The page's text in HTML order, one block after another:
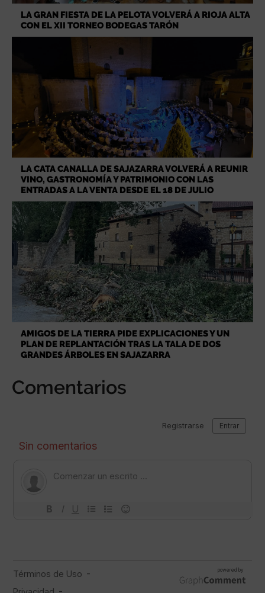
LA GRAN FIESTA DE LA PELOTA VOLVERÁ A RIOJA ALTA
CON EL XII TORNEO BODEGAS TARÓN
LA CATA CANALLA DE SAJAZARRA VOLVERÁ A REUNIR
VINO, GASTRONOMÍA Y PATRIMONIO CON LAS
ENTRADAS A LA VENTA DESDE EL 18 DE JULIO
AMIGOS DE LA TIERRA PIDE EXPLICACIONES Y UN
PLAN DE REPLANTACIÓN TRAS LA TALA DE DOS
GRANDES ÁRBOLES EN SAJAZARRA
Comentarios